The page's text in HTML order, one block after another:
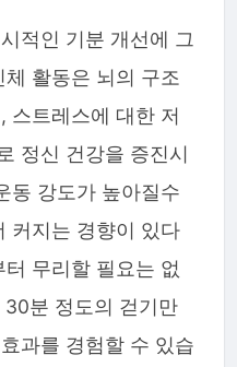
적인 기분 개선에 그
활동은 뇌의 구조
스트레스에 대한 저
정신 건강을 증진시
동 강도가 높아질수
커지는 경향이 있다
무리할 필요는 없
분 정도의 걷기만
과를 경험할 수 있습